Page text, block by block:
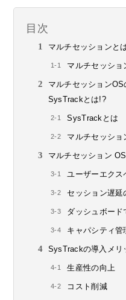
目次
マルチセッションと
マルチセッショ
マルチセッション
SysTrackとは!?
SysTrackとは
マルチセッシ
マルチセッション
ユーザーエクス
セッション遅延
ダッシュボード
キャパシティ管
SysTrackの導入メリ
生産性の向上
コスト削減